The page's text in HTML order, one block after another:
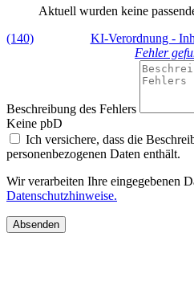
Aktuell wurden keine
(140)
KI-Verordnung -
Fehler
Beschreibung des Fehlers
Keine pbD
Ich versichere, dass die
personenbezogenen Daten enthält.
Wir verarbeiten Ihre eingegebenen
Datenschutzhinweise.
Absenden